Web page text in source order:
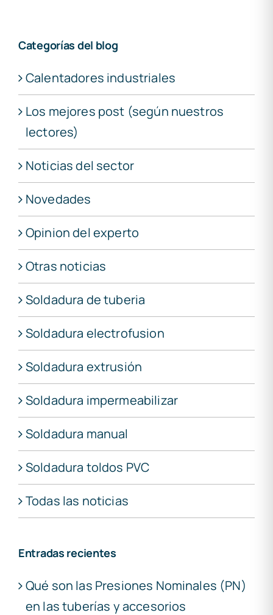
Categorías del blog
Calentadores industriales
Los mejores post (según nuestros
lectores)
Noticias del sector
Novedades
Opinion del experto
Otras noticias
Soldadura de tuberia
Soldadura electrofusion
Soldadura extrusión
Soldadura impermeabilizar
Soldadura manual
Soldadura toldos PVC
Todas las noticias
Entradas recientes
Qué son las Presiones Nominales (PN)
en las tuberías y accesorios